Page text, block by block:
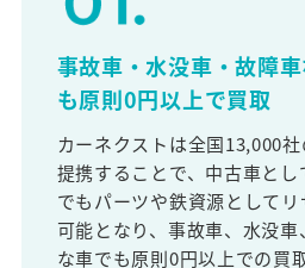
事故車・水没車・故障
も原則0円以上で買取
カーネクストは全国13,000
提携することで、中古車と
でもパーツや鉄資源として
可能となり、事故車、水没
な車でも原則0円以上での買